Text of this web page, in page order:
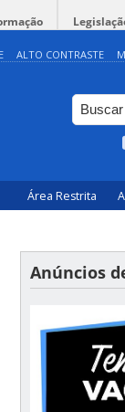
ALTO CONTRASTE
Área Restrita
Anúncios